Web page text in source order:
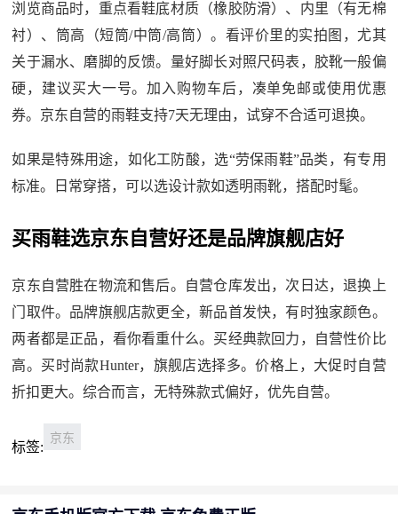
浏览商品时，重点看鞋底材质（橡胶防滑）、内里（有无棉
衬）、筒高（短筒/中筒/高筒）。看评价里的实拍图，尤其
关于漏水、磨脚的反馈。量好脚长对照尺码表，胶靴一般偏
硬，建议买大一号。加入购物车后，凑单免邮或使用优惠
券。京东自营的雨鞋支持7天无理由，试穿不合适可退换。
如果是特殊用途，如化工防酸，选“劳保雨鞋”品类，有专用
标准。日常穿搭，可以选设计款如透明雨靴，搭配时髦。
买雨鞋选京东自营好还是品牌旗舰店好
京东自营胜在物流和售后。自营仓库发出，次日达，退换上
门取件。品牌旗舰店款更全，新品首发快，有时独家颜色。
两者都是正品，看你看重什么。买经典款回力，自营性价比
高。买时尚款Hunter，旗舰店选择多。价格上，大促时自营
折扣更大。综合而言，无特殊款式偏好，优先自营。
标签:
京东